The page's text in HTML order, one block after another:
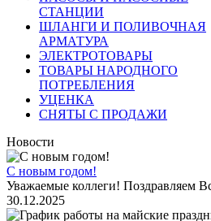
СТАНЦИИ
ШЛАНГИ И ПОЛИВОЧНАЯ
АРМАТУРА
ЭЛЕКТРОТОВАРЫ
ТОВАРЫ НАРОДНОГО
ПОТРЕБЛЕНИЯ
УЦЕНКА
СНЯТЫ С ПРОДАЖИ
Новости
С новым годом!
Уважаемые коллеги! Поздравляем
30.12.2025